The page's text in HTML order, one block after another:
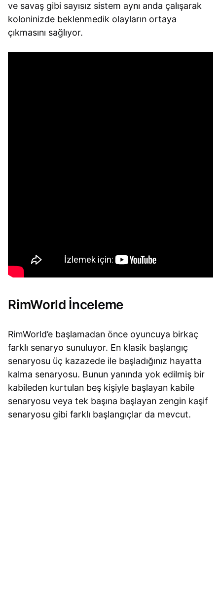
ve savaş gibi sayısız sistem aynı anda çalışarak
koloninizde beklenmedik olayların ortaya
çıkmasını sağlıyor.
RimWorld İnceleme
RimWorld’e başlamadan önce oyuncuya birkaç
farklı senaryo sunuluyor. En klasik başlangıç
senaryosu üç kazazede ile başladığınız hayatta
kalma senaryosu. Bunun yanında yok edilmiş bir
kabileden kurtulan beş kişiyle başlayan kabile
senaryosu veya tek başına başlayan zengin kaşif
senaryosu gibi farklı başlangıçlar da mevcut.